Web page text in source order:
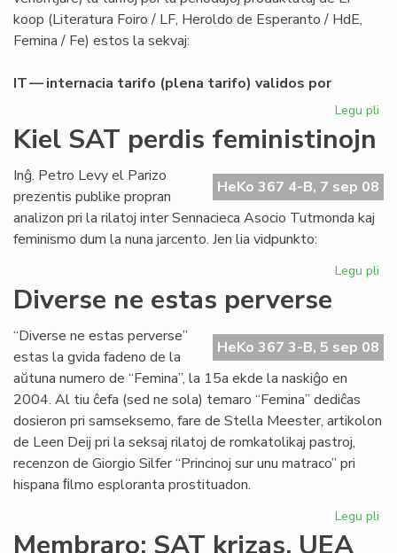
koop (Literatura Foiro / LF, Heroldo de Esperanto / HdE,
Femina / Fe) estos la sekvaj:
IT — internacia tarifo (plena tarifo) validos por
Legu pli
por
Kiel SAT perdis feministinojn
HeKo 367 4-B, 7 sep 08
Inĝ. Petro Levy el Parizo
prezentis publike propran
analizon pri la rilatoj inter Sennacieca Asocio Tutmonda kaj
feminismo dum la nuna jarcento. Jen lia vidpunkto:
Legu pli
Diverse ne estas perverse
HeKo 367 3-B, 5 sep 08
“Diverse ne estas perverse”
estas la gvida fadeno de la
aŭtuna numero de “Femina”, la 15a ekde la naskiĝo en
2004. Al tiu ĉefa (sed ne sola) temaro “Femina” dediĉas
dosieron pri samseksemo, fare de Stella Meester, artikolon
de Leen Deij pri la seksaj rilatoj de romkatolikaj pastroj,
recenzon de Giorgio Silfer “Princinoj sur unu matraco” pri
hispana ﬁlmo esploranta prostituadon.
Legu pli
Membraro: SAT krizas, UEA